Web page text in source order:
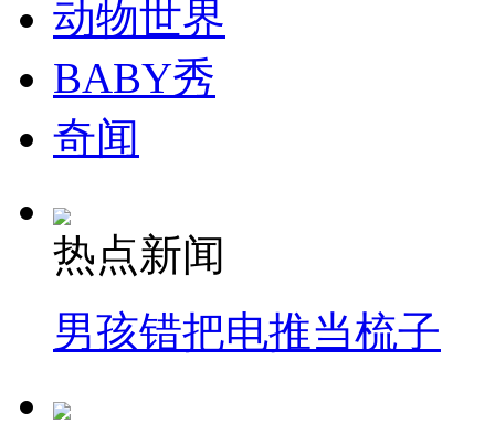
动物世界
BABY秀
奇闻
热点新闻
男孩错把电推当梳子